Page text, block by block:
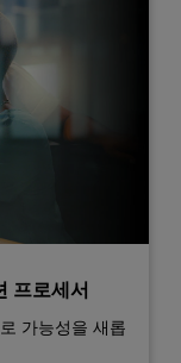
프로세서
가능성을 새롭